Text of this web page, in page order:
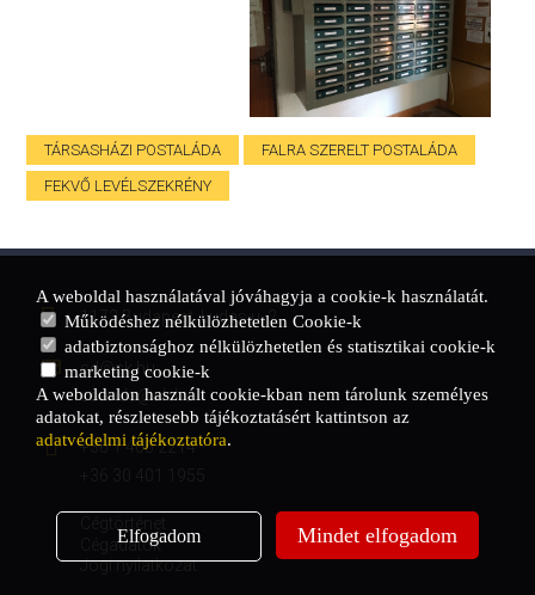
TÁRSASHÁZI POSTALÁDA
FALRA SZERELT POSTALÁDA
FEKVŐ LEVÉLSZEKRÉNY
1173 Budapest, Ludas u. 2.
sd@sk.hu
csanda@sk.hu
+36 1 405 2214
Cégadatok
Jogi nyilatkozat
A weboldal használatával jóváhagyja a cookie-k használatát.
Működéshez nélkülözhetetlen Cookie-k
adatbiztonsághoz nélkülözhetetlen és statisztikai cookie-k
marketing cookie-k
A weboldalon használt cookie-kban nem tárolunk személyes
adatokat, részletesebb tájékoztatásért kattintson az
adatvédelmi tájékoztatóra.
Elfogadom Mindet elfogadom